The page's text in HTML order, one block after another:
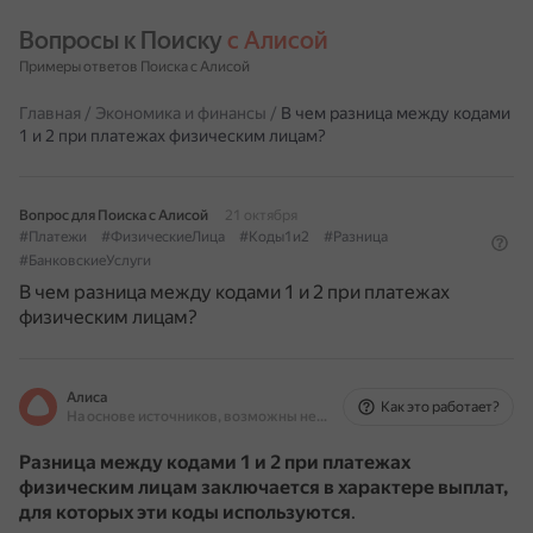
Вопросы к Поиску с Алисой
Примеры ответов Поиска с Алисой
Главная / Экономика и финансы / В чем разница между кодами
1 и 2 при платежах физическим лицам?
Вопрос для Поиска с Алисой
21 октября
#Платежи
#ФизическиеЛица #Коды1и2
#Разница
#БанковскиеУслуги
В чем разница между кодами 1 и 2 при платежах
физическим лицам?
Алиса
На основе источников, возможны неточности
Как это работает?
Разница между кодами 1 и 2 при платежах
физическим лицам заключается в характере выплат,
для которых эти коды используются.